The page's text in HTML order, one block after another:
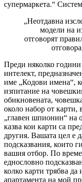
супермаркета.“
„Неотдавна
модели на
отговорят
Преди няколко години
интелект,
име „Кодови имена“,
изпитание на
обикновената,
около набор от карти,
„главен шпионин“ на
казва кои карти са
другия. Вашата цел е
подсказвания, които
вашия отбор. По време
еднословно
колко карти трябва да
апартамента на мой